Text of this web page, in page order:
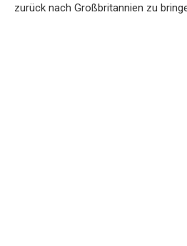
zurück nach Großbritannien zu